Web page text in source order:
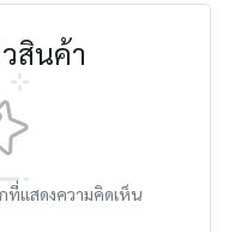
สินค้า
ที่แสดงความคิดเห็น